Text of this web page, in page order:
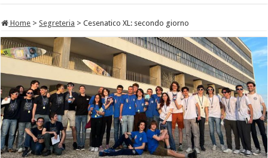
Home > Segreteria > Cesenatico XL: secondo giorno